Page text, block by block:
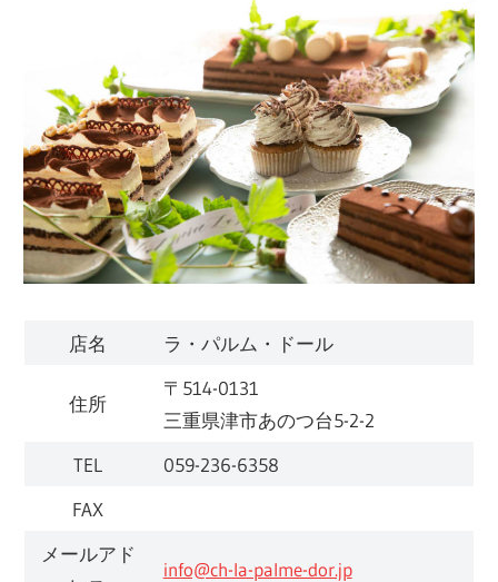
店名 ラ・パルム・ドール
住所
〒514-0131
三重県津市あのつ台5-2-2
TEL
059-236-6358
FAX
メールアド
info@ch-la-palme-dor.jp